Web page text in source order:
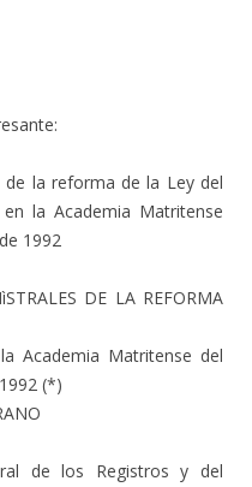
la reforma de la Ley del
la Academia Matritense
1992
DE LA REFORMA
Academia Matritense del
(*)
de los Registros y del